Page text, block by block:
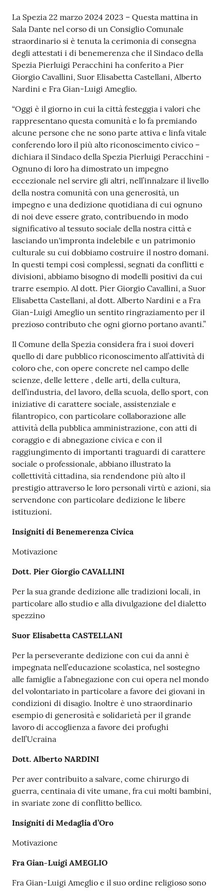
t
i
f
i
c
a
t
i
A
n
a
g
r
a
f
i
c
i
o
n
l
i
n
e
A
N
P
Tutti
argomenti...
Seguici
su
Contenuto
La Spezia 22 marzo 2024 2023 – Questa mattina in
Sala Dante nel corso di un Consiglio Comunale
straordinario si è tenuta la cerimonia di consegna
degli attestati i di benemerenza che il Sindaco della
Spezia Pierluigi Peracchini ha conferito a Pier
Giorgio Cavallini, Suor Elisabetta Castellani, Alberto
Nardini e Fra Gian-Luigi Ameglio.
“Oggi è il giorno in cui la città festeggia i valori che
rappresentano questa comunità e lo fa premiando
alcune persone che ne sono parte attiva e linfa vitale
conferendo loro il più alto riconoscimento civico –
dichiara il Sindaco della Spezia Pierluigi Peracchini -
Ognuno di loro ha dimostrato un impegno
eccezionale nel servire gli altri, nell’innalzare il livello
della nostra comunità con una generosità, un
impegno e una dedizione quotidiana di cui ognuno
di noi deve essere grato, contribuendo in modo
significativo al tessuto sociale della nostra città e
lasciando un'impronta indelebile e un patrimonio
culturale su cui dobbiamo costruire il nostro domani.
In questi tempi così complessi, segnati da conflitti e
divisioni, abbiamo bisogno di modelli positivi da cui
trarre esempio. Al dott. Pier Giorgio Cavallini, a Suor
Elisabetta Castellani, al dott. Alberto Nardini e a Fra
Gian-Luigi Ameglio un sentito ringraziamento per il
prezioso contributo che ogni giorno portano avanti.”
Il Comune della Spezia considera fra i suoi doveri
quello di dare pubblico riconoscimento all’attività di
coloro che, con opere concrete nel campo delle
scienze, delle lettere , delle arti, della cultura,
dell’industria, del lavoro, della scuola, dello sport, con
iniziative di carattere sociale, assistenziale e
filantropico, con particolare collaborazione alle
attività della pubblica amministrazione, con atti di
coraggio e di abnegazione civica e con il
raggiungimento di importanti traguardi di carattere
sociale o professionale, abbiano illustrato la
collettività cittadina, sia rendendone più alto il
prestigio attraverso le loro personali virtù e azioni, sia
servendone con particolare dedizione le libere
istituzioni.
Insigniti di Benemerenza Civica
Motivazione
Dott. Pier Giorgio CAVALLINI
Per la sua grande dedizione alle tradizioni locali, in
particolare allo studio e alla divulgazione del dialetto
spezzino
Suor Elisabetta CASTELLANI
Per la perseverante dedizione con cui da anni è
impegnata nell’educazione scolastica, nel sostegno
alle famiglie a l’abnegazione con cui opera nel mondo
del volontariato in particolare a favore dei giovani in
condizioni di disagio. Inoltre è uno straordinario
esempio di generosità e solidarietà per il grande
lavoro di accoglienza a favore dei profughi
dell’Ucraina
Dott. Alberto NARDINI
Per aver contribuito a salvare, come chirurgo di
guerra, centinaia di vite umane, fra cui molti bambini,
in svariate zone di conflitto bellico.
Insigniti di Medaglia d’Oro
Motivazione
Fra Gian-Luigi AMEGLIO
Fra Gian-Luigi Ameglio e il suo ordine religioso sono